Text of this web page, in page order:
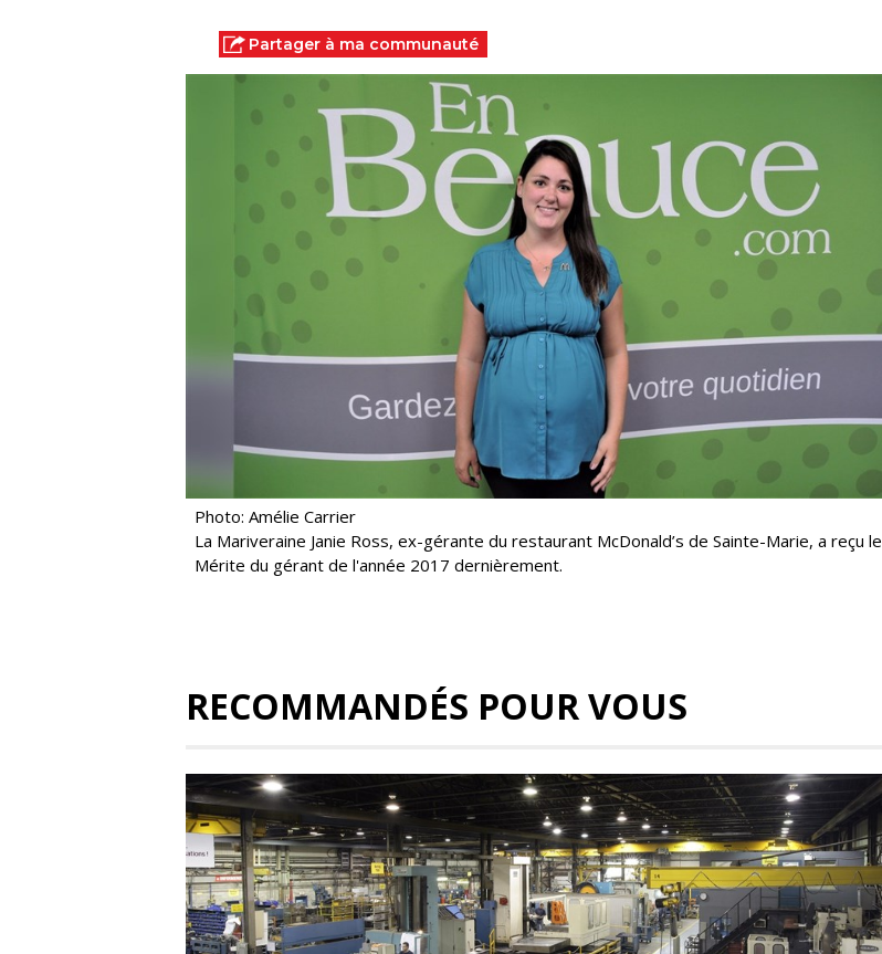
Partager à ma communauté
Photo: Amélie Carrier
La Mariveraine Janie Ross, ex-gérante du restaurant McDonald’s de Sainte-Marie, a reçu le
Mérite du gérant de l'année 2017 dernièrement.
RECOMMANDÉS POUR VOUS